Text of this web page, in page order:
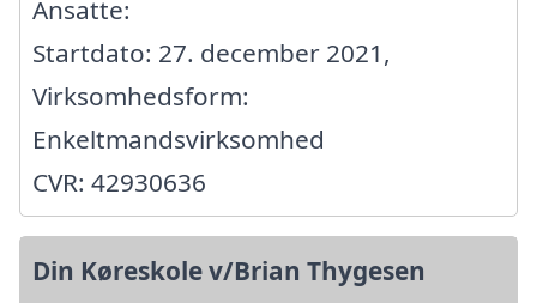
Ansatte:
Startdato: 27. december 2021,
Virksomhedsform:
Enkeltmandsvirksomhed
CVR: 42930636
Din Køreskole v/Brian Thygesen